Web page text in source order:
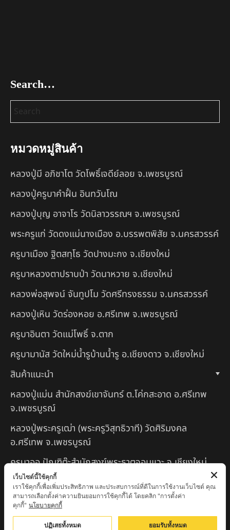
Search…
หมวดหมู่สินค้า
หลวงปู่มี อภิชาโต วัดโพธิ์เจดีย์ลอย จ.เพชรบูรณ์
หลวงปู่ครูบาคำฝั้น อินทวันโณ
หลวงปู่บุญ อาจาโร วัดนิลาวรรณฯ จ.เพชรบูรณ์
พระครูแก่ วัดดงแม่นางเมือง อ.บรรพตพิสัย จ.นครสวรรค์
ครูบาเมือง ฐิตสทฺโธ วัดปางมะกง จ.เชียงใหม่
ครูบาหลวงตาปราบป่า วัดนาหวาย จ.เชียงใหม่
หลวงพ่อสุพจน์ จันทูปโม วัดศรีทรงธรรม จ.นครสวรรค์
หลวงปู่เหิน วัดร่องหอย อ.ศรีเทพ จ.เพชรบูรณ์
ครูบาอินตา วัดแม่โพธิ์ จ.ตาก
ครูบามานัส วัดใหม่น้ำรูบ้านน้ำรู อ.เชียงดาว จ.เชียงใหม่
สินค้าแนะนำ
หลวงปู่แม่น สำนักสงฆ์เขาจันทร์ ต.โค่กสะอาด อ.ศรีเทพ
จ.เพชรบูรณ์
หลวงปู่พระครูเฒ่า (พระครูวิสุทธิวาที) วัดศิริมงคล
อ.ศรีเทพ จ.เพชรบูรณ์
ครูบาออ ปัณฑิต๊ะสำนักสงฆ์พระธาตุจอมแวะ จ.เชียงใหม่
หลวงปู่สยาก๊วนพระชะยะ อินต๊ะวังโส วัดพระบาทผาผึ้ง
อำเภอลี้ จ.ลำพูน
หลวงตาชา สำนักสงฆ์ ถ้ำคองหลู ต.เชียงดาว อ.เชียงดาว
เว็บไซต์นี้ใช้คุกกี้
เราใช้คุกกี้เพื่อเพิ่มประสิทธิภาพ และประสบการณ์ที่ดีในการใช้งานเว็บไซต์ คุณ
สามารถเลือกตั้งค่าความยินยอมการใช้คุกกี้ได้ โดยคลิก "การตั้งค่า
คุกกี้" นโยบายคุกกี้
ปฏิเสธทั้งหมด ยอมรับทั้งหมด